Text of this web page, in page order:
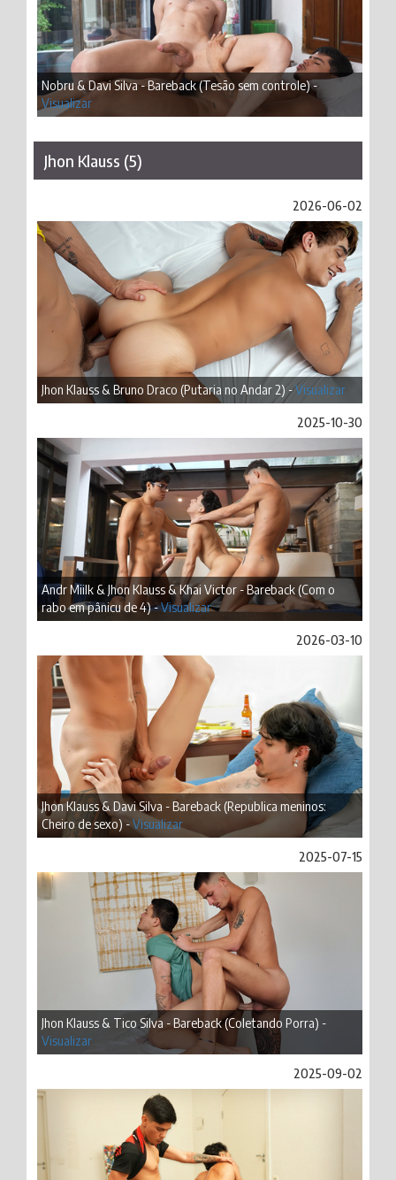
Nobru & Davi Silva - Bareback (Tesão sem controle) -
Visualizar
Jhon Klauss (5)
2026-06-02
Jhon Klauss & Bruno Draco (Putaria no Andar 2) -Visualizar
2025-10-30
Andr Miilk & Jhon Klauss & Khai Victor - Bareback (Com o
rabo em pânicu de 4) -Visualizar
2026-03-10
Jhon Klauss & Davi Silva - Bareback (Republica meninos:
Cheiro de sexo) -Visualizar
2025-07-15
Jhon Klauss & Tico Silva - Bareback (Coletando Porra) -
Visualizar
2025-09-02